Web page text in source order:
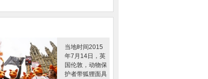
当地时间2015
年7月14日，英
国伦敦，动物保
护者带狐狸面具